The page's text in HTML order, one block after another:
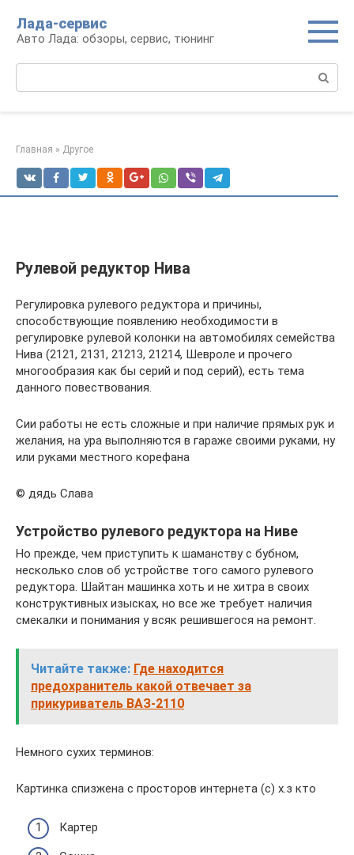
контенту
Лада-сервис
Авто Лада: обзоры, сервис, тюнинг
Главная » Другое
Рулевой редуктор Нива
Регулировка рулевого редуктора и причины,
способствующие появлению необходимости в
регулировке рулевой колонки на автомобилях семейства
Нива (2121, 2131, 21213, 21214, Шевроле и прочего
многообразия как бы серий и под серий), есть тема
данного повествования.
Сии работы не есть сложные и при наличие прямых рук и
желания, на ура выполняются в гараже своими руками, ну
или руками местного корефана
© дядь Слава
Устройство рулевого редуктора на Ниве
Но прежде, чем приступить к шаманству с бубном,
несколько слов об устройстве того самого рулевого
редуктора. Шайтан машинка хоть и не хитра в своих
конструктивных изысках, но все же требует наличия
смекалки и понимания у всяк решившегося на ремонт.
Читайте также: Где находится
предохранитель какой отвечает за
прикуриватель ВАЗ-2110
Немного сухих терминов:
Картинка спизжена с просторов интернета (с) х.з кто
Картер